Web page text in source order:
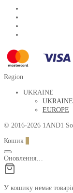
Region
UKRAINE
UKRAINE
EUROPE
© 2016-2026 1AND1
Кошик
Оновлення…
У кошику немає